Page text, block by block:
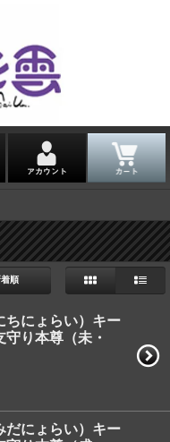
順
ちにょらい）キー
り本尊（未・
だにょらい）キー